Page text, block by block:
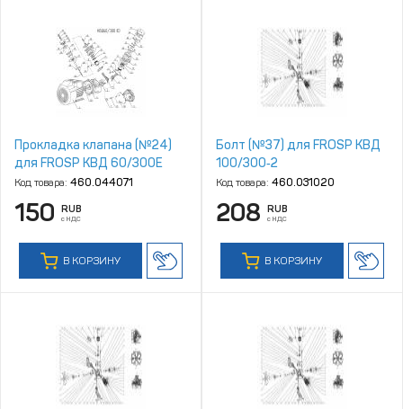
Прокладка клапана (№24)
для FROSP КВД 60/300Е
Код товара: 460.044071
150 RUB
с НДС
В КОРЗИНУ
Болт (№37) для FROSP КВД
100/300‑2
Код товара: 460.031020
208 RUB
с НДС
В КОРЗИНУ